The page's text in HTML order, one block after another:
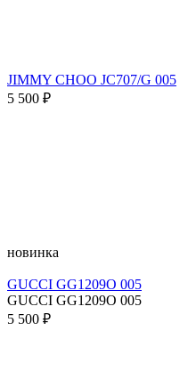
JIMMY CHOO JC707/G 005
5 500 ₽
новинка
GUCCI GG1209O 005
GUCCI GG1209O 005
5 500 ₽